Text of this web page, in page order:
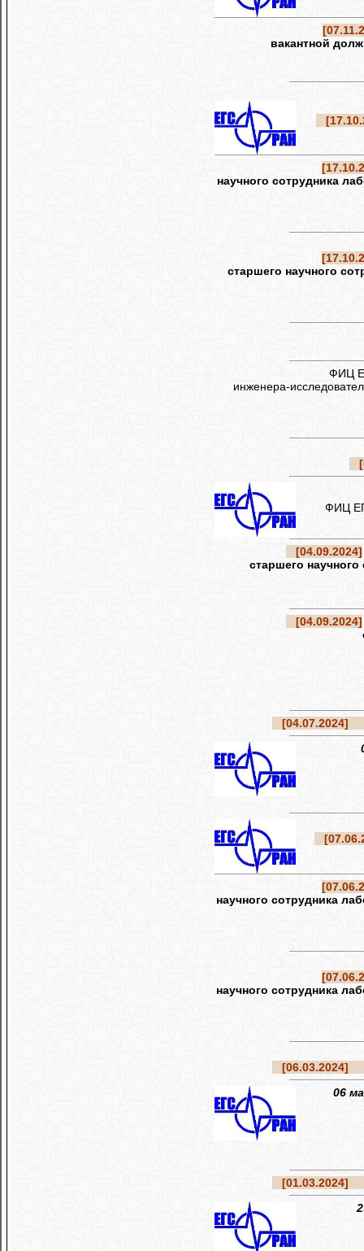
вакантной
научного сотрудника
старшего научного
ФИЦ
инженера-
ФИЦ ЕГС
[04.09.2024]
старшего
[04.09.2024]
[04.07.2024]
научного сотрудника
научного сотрудника
[06.03.2024]
06
[01.03.2024]